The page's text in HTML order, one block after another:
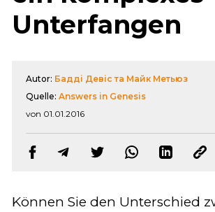
Unterfangen
Autor: Бадді Девіс та Майк Метьюз
Quelle: Answers in Genesis
von 01.01.2016
Können Sie den Unterschied